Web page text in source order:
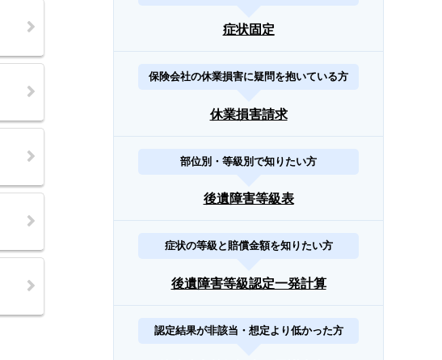
症状固定
保険会社の休業損害に疑問を抱いている方
休業損害請求
部位別・等級別で知りたい方
後遺障害等級表
症状の等級と賠償金額を知りたい方
後遺障害等級認定一発計算
認定結果が非該当・想定より低かった方